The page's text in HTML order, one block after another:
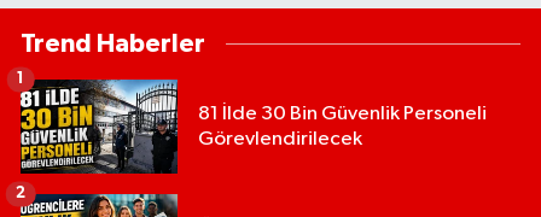
Trend Haberler
81 İlde 30 Bin Güvenlik Personeli
Görevlendirilecek
2